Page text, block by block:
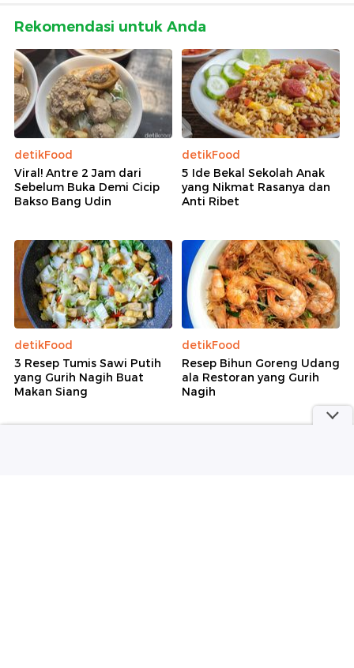
Rekomendasi untuk Anda
detikFood
Viral! Antre 2 Jam dari
Sebelum Buka Demi Cicip
Bakso Bang Udin
detikFood
5 Ide Bekal Sekolah Anak
yang Nikmat Rasanya dan
Anti Ribet
detikFood
3 Resep Tumis Sawi Putih
yang Gurih Nagih Buat
Makan Siang
detikFood
Resep Bihun Goreng Udang
ala Restoran yang Gurih
Nagih